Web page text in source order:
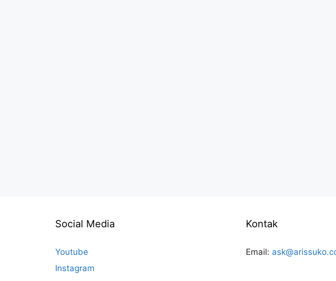
Social Media
Youtube
Instagram
Kontak
Email: